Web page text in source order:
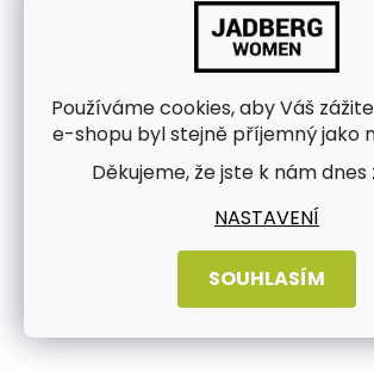
Používáme cookies, aby Váš
e-shopu byl stejně příjemný jako
Děkujeme, že jste k nám dnes
NASTAVENÍ
SOUHLASÍM